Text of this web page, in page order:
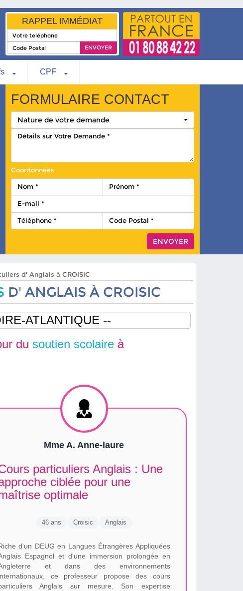
RAPPEL IMMÉDIAT
CPF
FORMULAIRE CONTACT
Nature de votre demande
Coordonnées
d' Anglais à CROISIC
D' ANGLAIS À CROISIC
du soutien scolaire à
Mme A. Anne-laure
particuliers Anglais : Une
ciblée pour une
optimale
46 ans Croisic Anglais
d'un DEUG en Langues Étrangères Appliquées
Espagnol et d'une immersion prolongée en
et dans des environnements
ce professeur propose des cours
Anglais sur mesure. Son expertise